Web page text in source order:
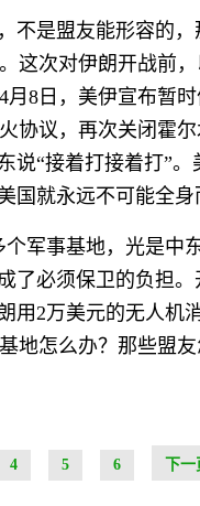
不是盟友能形容的
这次对伊朗开战前
8日，美伊宣布暂
协议，再次关闭霍
说“接着打接着打”
国就永远不可能全身
军事基地，光是中
了必须保卫的负担
用2万美元的无人机
地怎么办？那些盟
4 5 6 下一